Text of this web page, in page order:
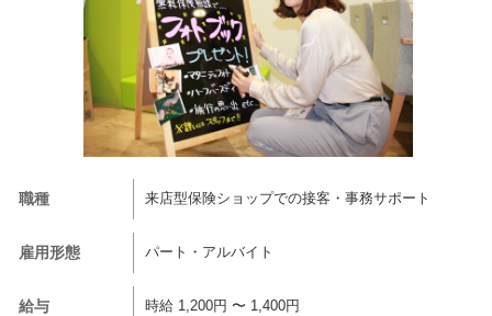
職種 来店型保険ショップでの接客・事務サポート
雇用形態 パート・アルバイト
給与 時給 1,200円 〜 1,400円